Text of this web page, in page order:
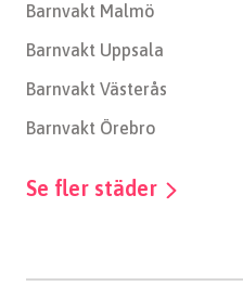
Barnvakt Malmö
Barnvakt Uppsala
Barnvakt Västerås
Barnvakt Örebro
Se fler städer